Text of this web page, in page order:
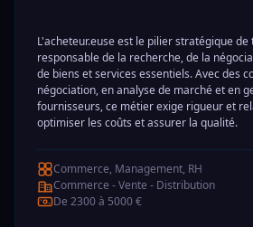
L'acheteur.euse est le pilier stratégique
responsable de la recherche, de la
de biens et services essentiels. Avec des
négociation, en analyse de marché et en
fournisseurs, ce métier exige rigueur et
optimiser les coûts et assurer la qualité.
Commerce, Management, RH
Commerce - Vente - Distribution
De 2300 à 5000 €